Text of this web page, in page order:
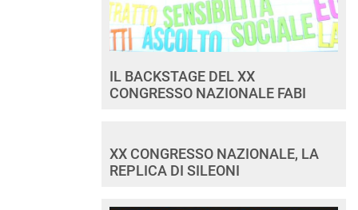
IL BACKSTAGE DEL XX
CONGRESSO NAZIONALE FABI
XX CONGRESSO NAZIONALE, LA
REPLICA DI SILEONI